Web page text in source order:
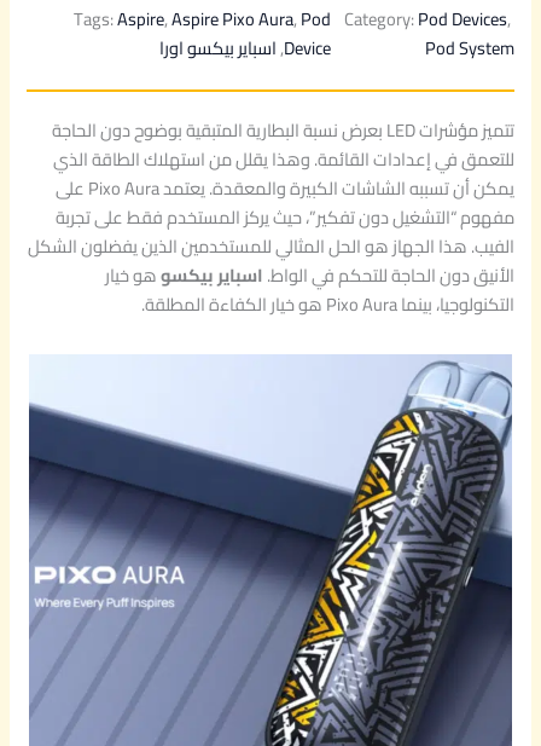
Category:Pod Devices,
Pod System
Tags:Aspire, Aspire Pixo Aura, Pod
Device
, اسباير بيكسو اورا
تتميز مؤشرات LED بعرض نسبة البطارية المتبقية بوضوح دون الحاجة
للتعمق في إعدادات القائمة. وهذا يقلل من استهلاك الطاقة الذي
يمكن أن تسببه الشاشات الكبيرة والمعقدة. يعتمد Pixo Aura على
مفهوم “التشغيل دون تفكير”، حيث يركز المستخدم فقط على تجربة
الفيب. هذا الجهاز هو الحل المثالي للمستخدمين الذين يفضلون الشكل
الأنيق دون الحاجة للتحكم في الواط.اسباير بيكسوهو خيار
التكنولوجيا، بينما Pixo Aura هو خيار الكفاءة المطلقة.